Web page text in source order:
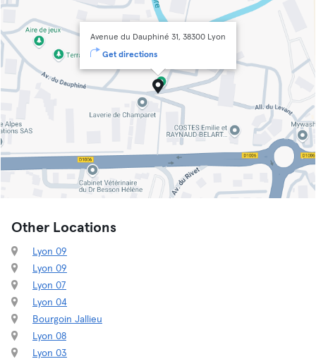
Avenue du Dauphiné 31, 38300 Lyon
Get directions
Other Locations
Lyon 09
Lyon 09
Lyon 07
Lyon 04
Bourgoin Jallieu
Lyon 08
Lyon 03